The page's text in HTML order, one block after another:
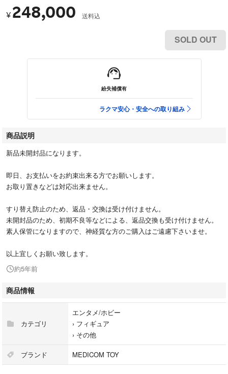
¥ 248,000 送料込
SOLD OUT
紛失補償有
ラクマ安心・安全への取り組み
商品説明
新品未開封品になります。
即日、お支払いをお約束出来る方でお願いします。
お取り置きなどは対応出来ません。
すり替え防止のため、返品・交換は受け付けません。
未開封品のため、初期不良等などによる、返品交換も受け付けません。
素人保管になりますので、神経質な方のご購入はご遠慮下さいませ。
以上宜しくお願い致します。
約5年前
商品情報
カテゴリ
エンタメ/ホビー
› フィギュア
› その他
ブランド MEDICOM TOY